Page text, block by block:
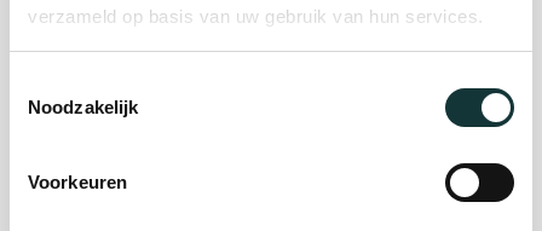
verzameld op basis van uw gebruik van hun services.
Noodzakelijk
Voorkeuren
Steun ons
Auditie